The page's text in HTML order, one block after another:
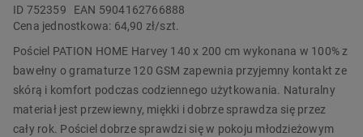
ID 752359
EAN 5904162766888
Cena jednostkowa: 64,90 zł/szt.
Pościel PATION HOME Harvey 140 x 200 cm wykonana w 100% z
bawełny o gramaturze 120 GSM zapewnia przyjemny kontakt ze
skórą i komfort podczas codziennego użytkowania. Naturalny
materiał jest przewiewny, miękki i dobrze sprawdza się przez
cały rok. Pościel dobrze sprawdzi się w pokoju młodzieżowym